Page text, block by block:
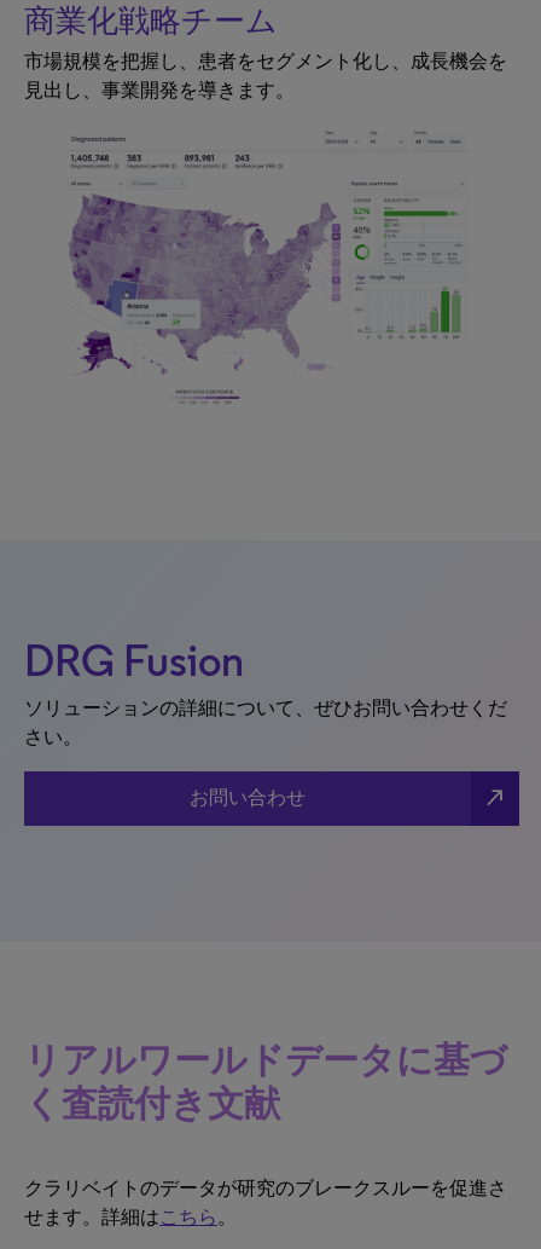
商業化戦略チーム
市場規模を把握し、患者をセグメント化し、成長機会を
見出し、事業開発を導きます。
DRG Fusion
ソリューションの詳細について、ぜひお問い合わせくだ
さい。
お問い合わせ north_east
リアルワールドデータに基づ
く査読付き文献
クラリベイトのデータが研究のブレークスルーを促進さ
せます。詳細はこちら 。